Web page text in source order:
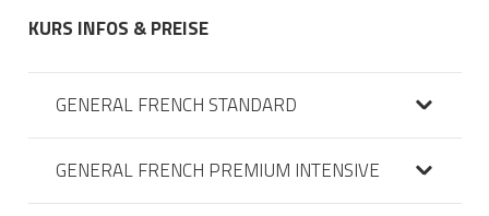
KURS INFOS & PREISE
GENERAL FRENCH STANDARD
GENERAL FRENCH PREMIUM INTENSIVE